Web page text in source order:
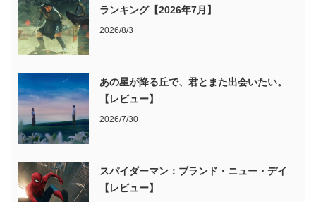
ランキング【2026年7月】
2026/8/3
あの星が降る丘で、君とまた出会いたい。
【レビュー】
2026/7/30
スパイダーマン：ブランド・ニュー・デイ
【レビュー】